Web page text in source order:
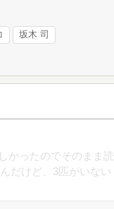
坂木 司
かったのでそのまま読
だけど、3匹がいない